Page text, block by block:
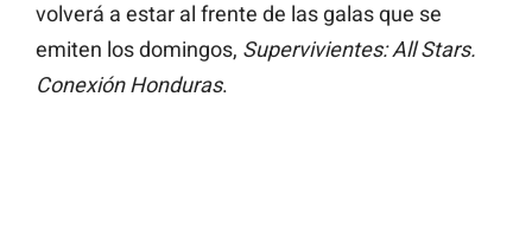
volverá a estar al frente de las galas que se
emiten los domingos, Supervivientes: All Stars.
Conexión Honduras.